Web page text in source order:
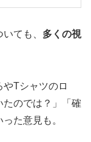
ても、 多くの視
Tシャツのロ
たのでは？」「確
た意見も。